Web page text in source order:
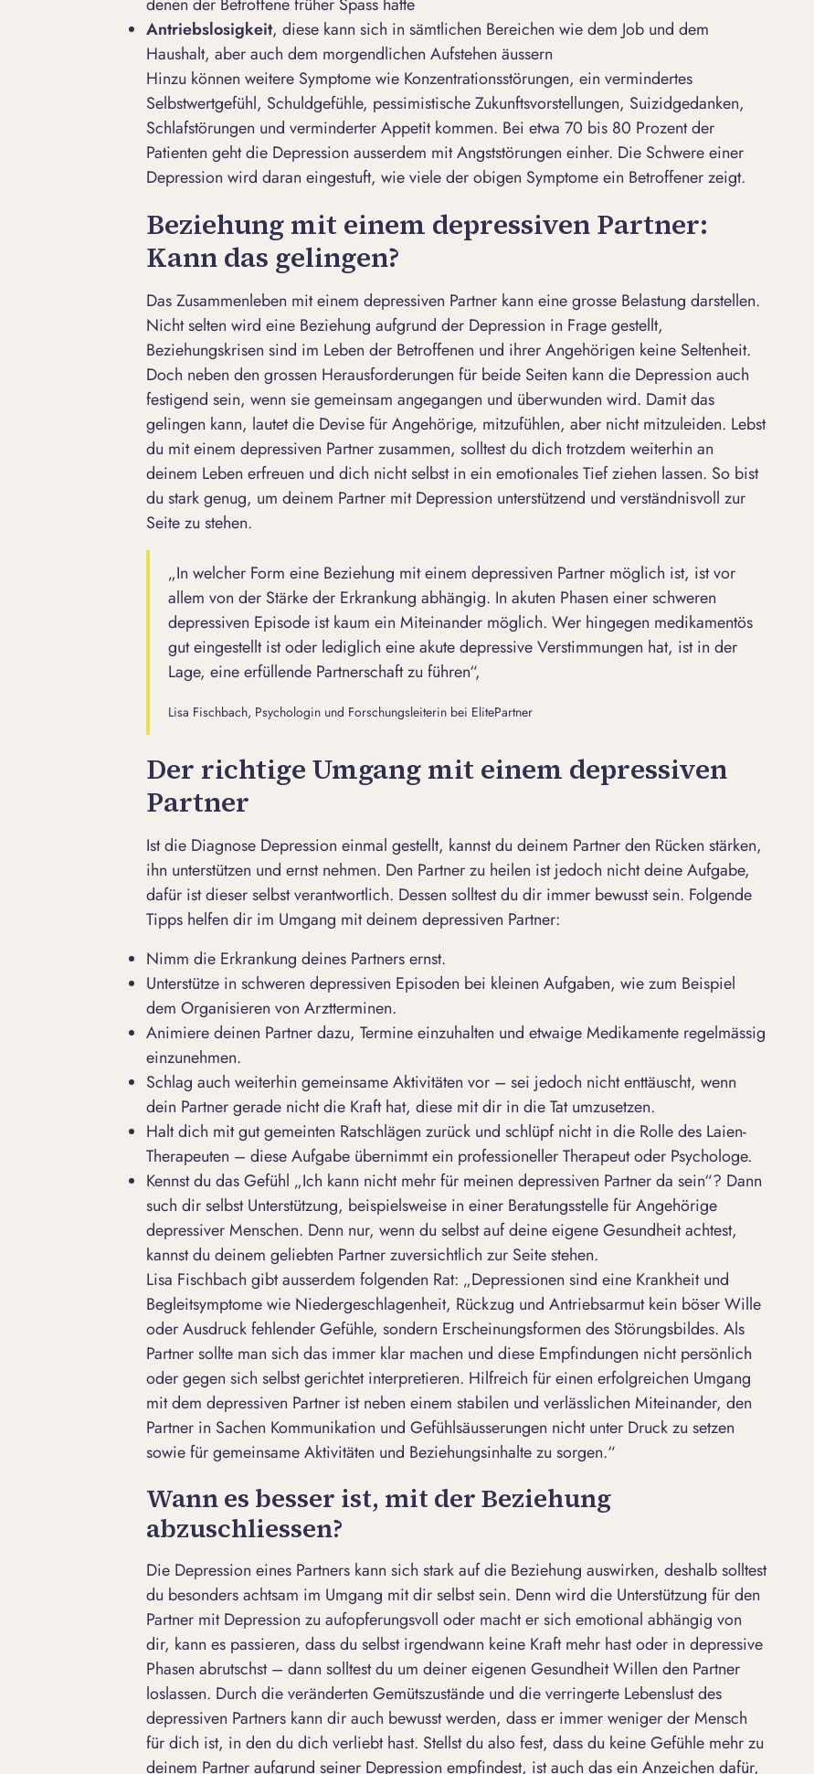
Antriebslosigkeit, diese kann sich in sämtlichen Bereichen wie dem Job und dem
Haushalt, aber auch dem morgendlichen Aufstehen äussern
Hinzu können weitere Symptome wie Konzentrationsstörungen, ein vermindertes
Selbstwertgefühl, Schuldgefühle, pessimistische Zukunftsvorstellungen, Suizidgedanken,
Schlafstörungen und verminderter Appetit kommen. Bei etwa 70 bis 80 Prozent der
Patienten geht die Depression ausserdem mit Angststörungen einher. Die Schwere einer
Depression wird daran eingestuft, wie viele der obigen Symptome ein Betroffener zeigt.
Beziehung mit einem depressiven Partner:
Kann das gelingen?
Das Zusammenleben mit einem depressiven Partner kann eine grosse Belastung darstellen.
Nicht selten wird eine Beziehung aufgrund der Depression in Frage gestellt,
Beziehungskrisen sind im Leben der Betroffenen und ihrer Angehörigen keine Seltenheit.
Doch neben den grossen Herausforderungen für beide Seiten kann die Depression auch
festigend sein, wenn sie gemeinsam angegangen und überwunden wird. Damit das
gelingen kann, lautet die Devise für Angehörige, mitzufühlen, aber nicht mitzuleiden. Lebst
du mit einem depressiven Partner zusammen, solltest du dich trotzdem weiterhin an
deinem Leben erfreuen und dich nicht selbst in ein emotionales Tief ziehen lassen. So bist
du stark genug, um deinem Partner mit Depression unterstützend und verständnisvoll zur
Seite zu stehen.
„In welcher Form eine Beziehung mit einem depressiven Partner möglich ist, ist vor
allem von der Stärke der Erkrankung abhängig. In akuten Phasen einer schweren
depressiven Episode ist kaum ein Miteinander möglich. Wer hingegen medikamentös
gut eingestellt ist oder lediglich eine akute depressive Verstimmungen hat, ist in der
Lage, eine erfüllende Partnerschaft zu führen“,
Lisa Fischbach, Psychologin und Forschungsleiterin bei ElitePartner
Der richtige Umgang mit einem depressiven
Partner
Ist die Diagnose Depression einmal gestellt, kannst du deinem Partner den Rücken stärken,
ihn unterstützen und ernst nehmen. Den Partner zu heilen ist jedoch nicht deine Aufgabe,
dafür ist dieser selbst verantwortlich. Dessen solltest du dir immer bewusst sein. Folgende
Tipps helfen dir im Umgang mit deinem depressiven Partner:
Nimm die Erkrankung deines Partners ernst.
Unterstütze in schweren depressiven Episoden bei kleinen Aufgaben, wie zum Beispiel
dem Organisieren von Arztterminen.
Animiere deinen Partner dazu, Termine einzuhalten und etwaige Medikamente regelmässig
einzunehmen.
Schlag auch weiterhin gemeinsame Aktivitäten vor – sei jedoch nicht enttäuscht, wenn
dein Partner gerade nicht die Kraft hat, diese mit dir in die Tat umzusetzen.
Halt dich mit gut gemeinten Ratschlägen zurück und schlüpf nicht in die Rolle des Laien-
Therapeuten – diese Aufgabe übernimmt ein professioneller Therapeut oder Psychologe.
Kennst du das Gefühl „Ich kann nicht mehr für meinen depressiven Partner da sein“? Dann
such dir selbst Unterstützung, beispielsweise in einer Beratungsstelle für Angehörige
depressiver Menschen. Denn nur, wenn du selbst auf deine eigene Gesundheit achtest,
kannst du deinem geliebten Partner zuversichtlich zur Seite stehen.
Lisa Fischbach gibt ausserdem folgenden Rat: „Depressionen sind eine Krankheit und
Begleitsymptome wie Niedergeschlagenheit, Rückzug und Antriebsarmut kein böser Wille
oder Ausdruck fehlender Gefühle, sondern Erscheinungsformen des Störungsbildes. Als
Partner sollte man sich das immer klar machen und diese Empfindungen nicht persönlich
oder gegen sich selbst gerichtet interpretieren. Hilfreich für einen erfolgreichen Umgang
mit dem depressiven Partner ist neben einem stabilen und verlässlichen Miteinander, den
Partner in Sachen Kommunikation und Gefühlsäusserungen nicht unter Druck zu setzen
sowie für gemeinsame Aktivitäten und Beziehungsinhalte zu sorgen.“
Wann es besser ist, mit der Beziehung
abzuschliessen?
Die Depression eines Partners kann sich stark auf die Beziehung auswirken, deshalb solltest
du besonders achtsam im Umgang mit dir selbst sein. Denn wird die Unterstützung für den
Partner mit Depression zu aufopferungsvoll oder macht er sich emotional abhängig von
dir, kann es passieren, dass du selbst irgendwann keine Kraft mehr hast oder in depressive
Phasen abrutschst – dann solltest du um deiner eigenen Gesundheit Willen den Partner
loslassen. Durch die veränderten Gemütszustände und die verringerte Lebenslust des
depressiven Partners kann dir auch bewusst werden, dass er immer weniger der Mensch
für dich ist, in den du dich verliebt hast. Stellst du also fest, dass du keine Gefühle mehr zu
deinem Partner aufgrund seiner Depression empfindest, ist auch das ein Anzeichen dafür,